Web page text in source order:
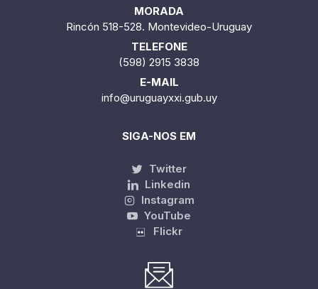
MORADA
Rincón 518-528. Montevideo-Uruguay
TELEFONE
(598) 2915 3838
E-MAIL
info@uruguayxxi.gub.uy
SIGA-NOS EM
Twitter
Linkedin
Instagram
YouTube
Flickr